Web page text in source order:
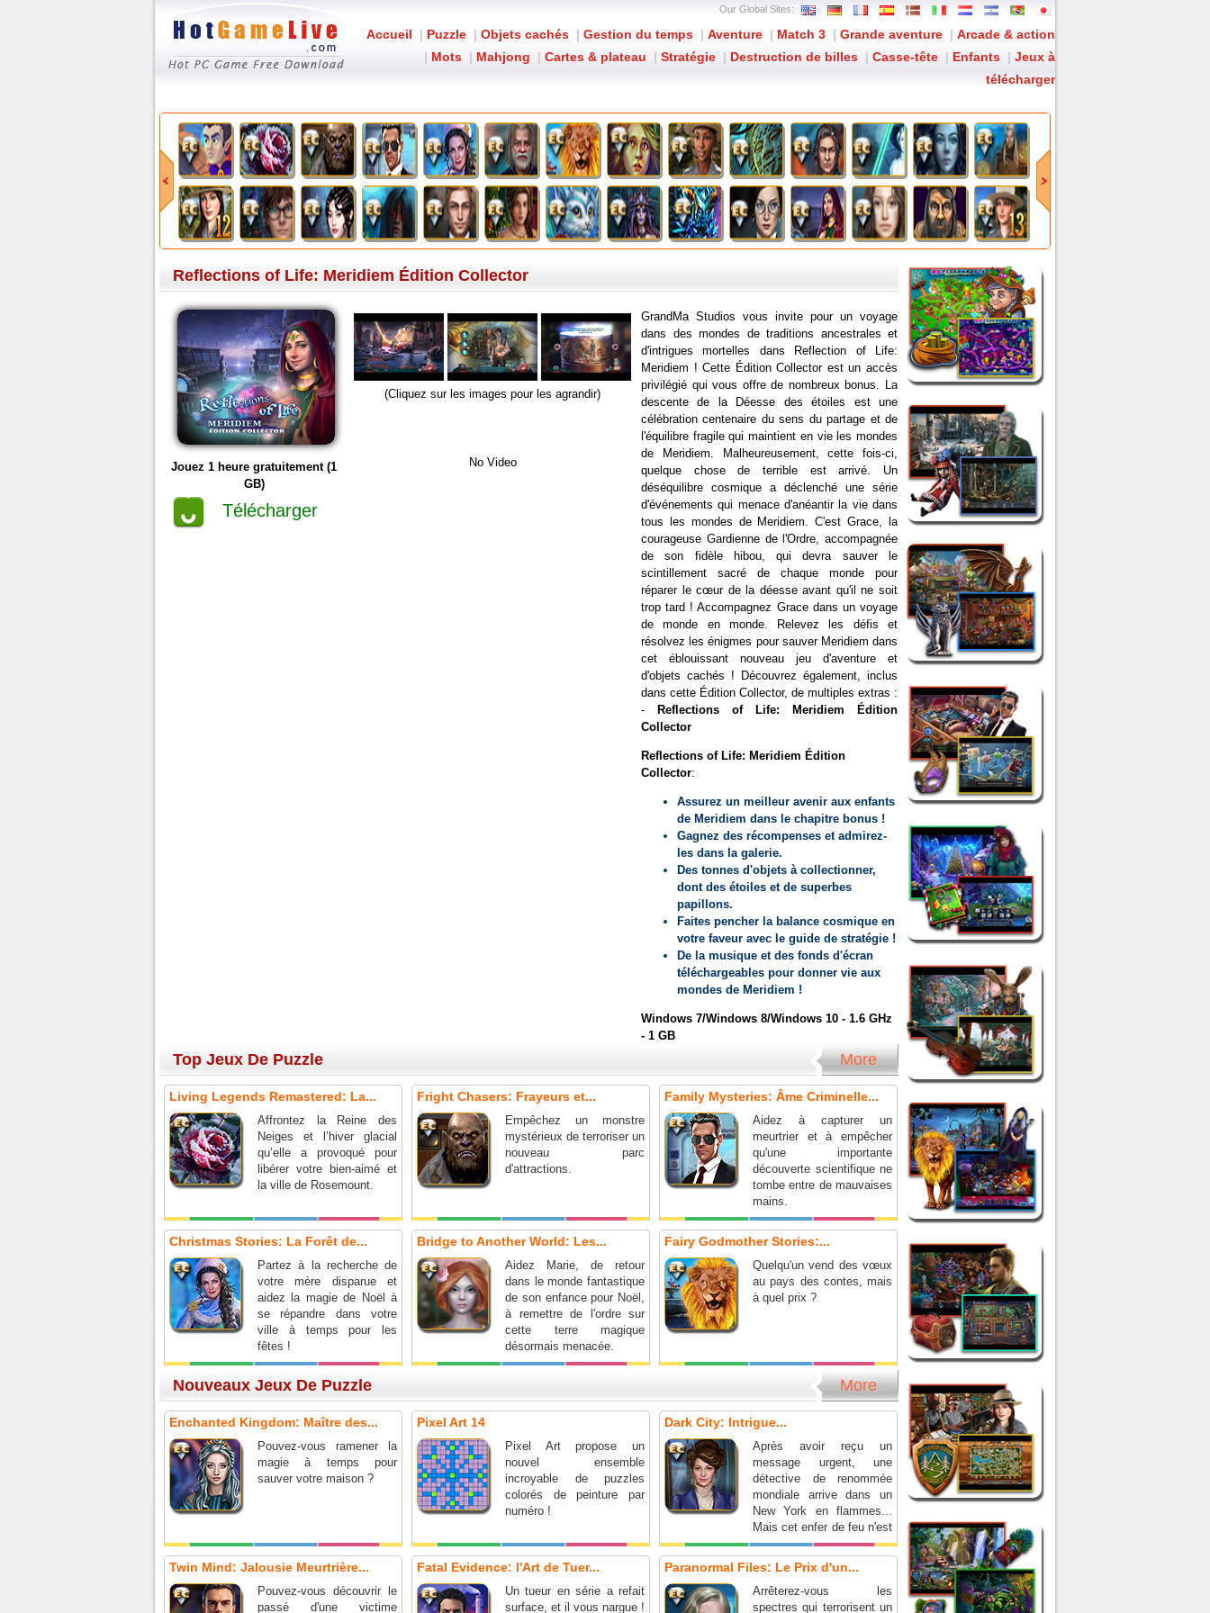
Our Global Sites:
Accueil | Puzzle | Objets cachés | Gestion du temps | Aventure | Match 3 | Grande aventure | Arcade & action
| Mots | Mahjong | Cartes & plateau | Stratégie | Destruction de billes | Casse-tête | Enfants | Jeux à
télécharger
Reflections of Life: Meridiem Édition Collector: L'avenir est en jeu !
Reflections of Life: Meridiem Édition Collector
Jouez 1 heure gratuitement (1
GB)
Télécharger
(Cliquez sur les images pour les agrandir)
No Video
GrandMa Studios vous invite pour un voyage
dans des mondes de traditions ancestrales et
d'intrigues mortelles dans Reflection of Life:
Meridiem ! Cette Édition Collector est un accès
privilégié qui vous offre de nombreux bonus. La
descente de la Déesse des étoiles est une
célébration centenaire du sens du partage et de
l'équilibre fragile qui maintient en vie les mondes
de Meridiem. Malheureusement, cette fois-ci,
quelque chose de terrible est arrivé. Un
déséquilibre cosmique a déclenché une série
d'événements qui menace d'anéantir la vie dans
tous les mondes de Meridiem. C'est Grace, la
courageuse Gardienne de l'Ordre, accompagnée
de son fidèle hibou, qui devra sauver le
scintillement sacré de chaque monde pour
réparer le cœur de la déesse avant qu'il ne soit
trop tard ! Accompagnez Grace dans un voyage
de monde en monde. Relevez les défis et
résolvez les énigmes pour sauver Meridiem dans
cet éblouissant nouveau jeu d'aventure et
d'objets cachés ! Découvrez également, inclus
dans cette Édition Collector, de multiples extras :
-
Reflections of Life: Meridiem Édition
Collector
Reflections of Life: Meridiem Édition
Collector:
Assurez un meilleur avenir aux enfants
de Meridiem dans le chapitre bonus !
Gagnez des récompenses et admirez-
les dans la galerie.
Des tonnes d'objets à collectionner,
dont des étoiles et de superbes
papillons.
Faites pencher la balance cosmique en
votre faveur avec le guide de stratégie !
De la musique et des fonds d'écran
téléchargeables pour donner vie aux
mondes de Meridiem !
Windows 7/Windows 8/Windows 10 - 1.6 GHz
- 1 GB
Top Jeux De Puzzle More
Living Legends Remastered: La...
Affrontez la Reine des
Neiges et l’hiver glacial
qu’elle a provoqué pour
libérer votre bien-aimé et
la ville de Rosemount.
Fright Chasers: Frayeurs et...
Empêchez un monstre
mystérieux de terroriser un
nouveau parc
d'attractions.
Family Mysteries: Âme Criminelle...
Aidez à capturer un
meurtrier et à empêcher
qu'une importante
découverte scientifique ne
tombe entre de mauvaises
mains.
Christmas Stories: La Forêt de...
Partez à la recherche de
votre mère disparue et
aidez la magie de Noël à
se répandre dans votre
ville à temps pour les
fêtes !
Bridge to Another World: Les...
Aidez Marie, de retour
dans le monde fantastique
de son enfance pour Noël,
à remettre de l'ordre sur
cette terre magique
désormais menacée.
Fairy Godmother Stories:...
Quelqu'un vend des vœux
au pays des contes, mais
à quel prix ?
Nouveaux Jeux De Puzzle More
Enchanted Kingdom: Maître des...
Pouvez-vous ramener la
magie à temps pour
sauver votre maison ?
Pixel Art 14
Pixel Art propose un
nouvel ensemble
incroyable de puzzles
colorés de peinture par
numéro !
Dark City: Intrigue...
Après avoir reçu un
message urgent, une
détective de renommée
mondiale arrive dans un
New York en flammes...
Mais cet enfer de feu n'est
que le début !
Twin Mind: Jalousie Meurtrière...
Pouvez-vous découvrir le
passé d'une victime
Fatal Evidence: l'Art de Tuer...
Un tueur en série a refait
surface, et il vous nargue !
Paranormal Files: Le Prix d'un...
Arrêterez-vous les
spectres qui terrorisent un